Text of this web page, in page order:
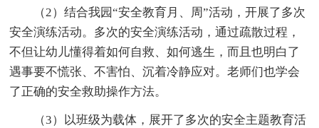
（2）结合我园“安全教育月、周”活动，开展了多次
安全演练活动。多次的安全演练活动，通过疏散过程，
不但让幼儿懂得着如何自救、如何逃生，而且也明白了
遇事要不慌张、不害怕、沉着冷静应对。老师们也学会
了正确的安全救助操作方法。
（3）以班级为载体，展开了多次的安全主题教育活